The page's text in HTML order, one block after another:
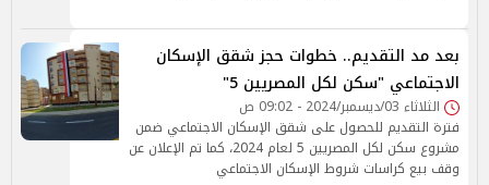
بعد مد التقديم.. خطوات حجز شقق الإسكان
الاجتماعي "سكن لكل المصريين 5"
الثلاثاء 03/ديسمبر/2024 - 09:02 ص
فترة التقديم للحصول على شقق الإسكان الاجتماعي ضمن
مشروع سكن لكل المصريين 5 لعام 2024، كما تم الإعلان عن
وقف بيع كراسات شروط الإسكان الاجتماعي